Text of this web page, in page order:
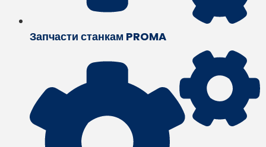
Запчасти станкам PROMA